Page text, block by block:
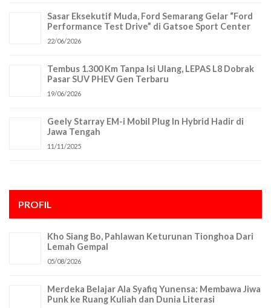
Sasar Eksekutif Muda, Ford Semarang Gelar “Ford
Performance Test Drive” di Gatsoe Sport Center
22/06/2026
Tembus 1.300 Km Tanpa Isi Ulang, LEPAS L8 Dobrak
Pasar SUV PHEV Gen Terbaru
19/06/2026
Geely Starray EM-i Mobil Plug In Hybrid Hadir di
Jawa Tengah
11/11/2025
PROFIL
Kho Siang Bo, Pahlawan Keturunan Tionghoa Dari
Lemah Gempal
05/08/2026
Merdeka Belajar Ala Syafiq Yunensa: Membawa Jiwa
Punk ke Ruang Kuliah dan Dunia Literasi